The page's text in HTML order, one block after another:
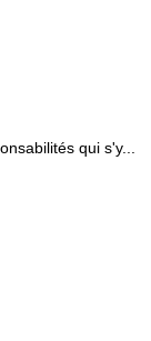
qui s'y...